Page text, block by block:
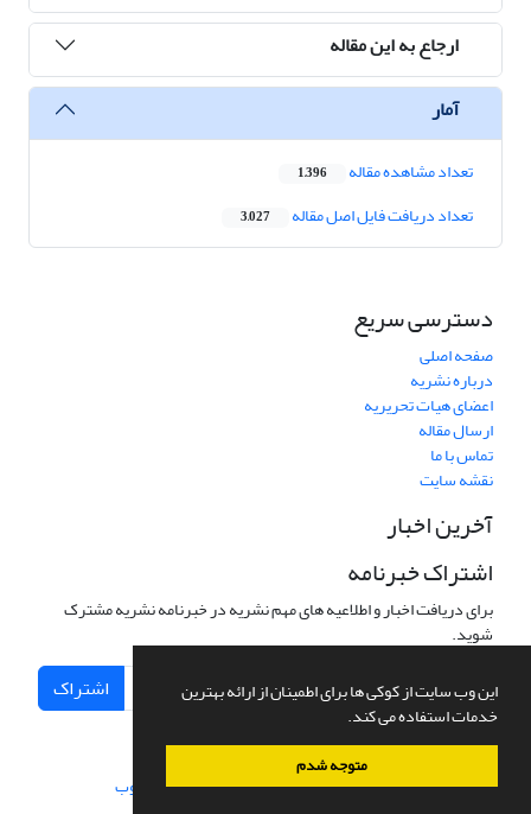
این وب سایت از کوکی ها برای اطمینان از ارائه بهترین
خدمات استفاده می کند.
متوجه شدم
ارجاع به این مقاله
آمار
تعداد مشاهده مقاله 1,396
تعداد دریافت فایل اصل مقاله 3,027
دسترسی سریع
صفحه اصلی
درباره نشریه
اعضای هیات تحریریه
ارسال مقاله
تماس با ما
نقشه سایت
آخرین اخبار
اشتراک خبرنامه
برای دریافت اخبار و اطلاعیه های مهم نشریه در خبرنامه نشریه مشترک
شوید.
اشتراک
سامانه مدیریت نشریات علمی.طراحی و پیاده سازی از سیناوب